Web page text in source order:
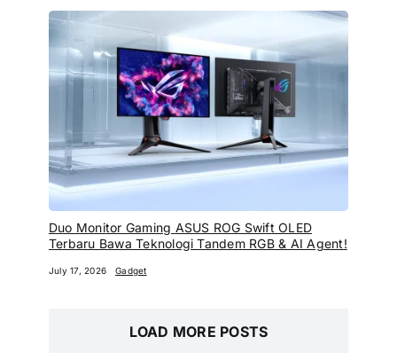
Duo Monitor Gaming ASUS ROG Swift OLED
Terbaru Bawa Teknologi Tandem RGB & AI Agent!
July 17, 2026 Gadget
LOAD MORE POSTS